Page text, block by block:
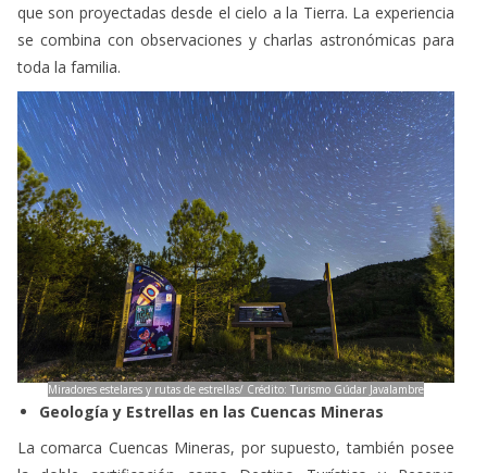
toda la familia.
Miradores estelares y rutas de estrellas/ Crédito: Turismo Gúdar Javalambre
Geología y Estrellas en las Cuencas Mineras
La comarca Cuencas Mineras, por supuesto, también posee
Starlight desde noviembre de 2018.